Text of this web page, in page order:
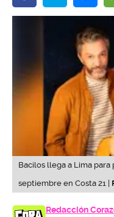
Bacilos llega a Lima
septiembre en Costa 21 |
Redacción